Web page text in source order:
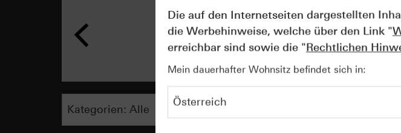
AUGUST
04
Der
vom
Die auf den Internetseiten dargestellten
die Werbehinweise, welche über den Link "
erreichbar sind sowie die "Rechtlichen
Mein dauerhafter Wohnsitz befindet sich in: